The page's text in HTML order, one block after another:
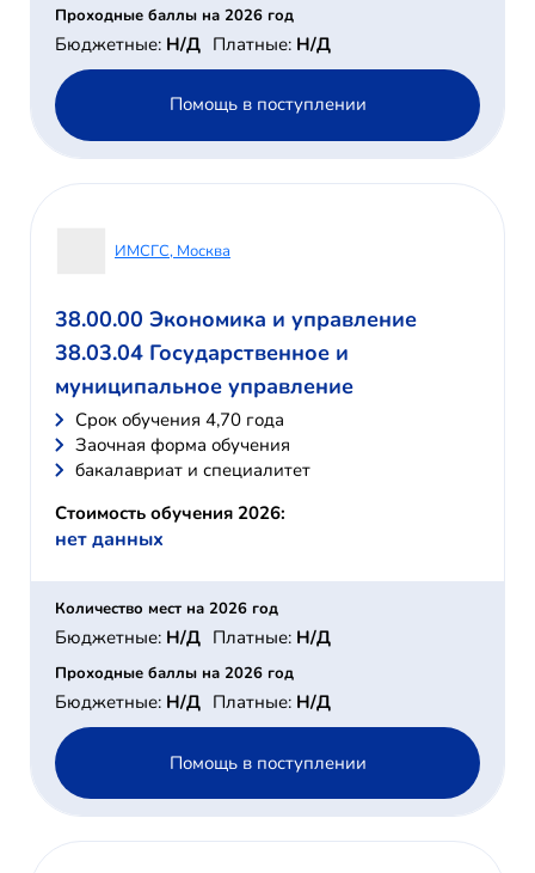
Проходные баллы на 2026 год
Бюджетные: Н/Д Платные: Н/Д
Помощь в поступлении
ИМСГС, Москва
38.00.00 Экономика и управление
38.03.04 Государственное и
муниципальное управление
Cрок обучения 4,70 года
Заочная форма обучения
бакалавриат и специалитет
Стоимость обучения 2026:
нет данных
Количество мест на 2026 год
Бюджетные: Н/Д Платные: Н/Д
Проходные баллы на 2026 год
Бюджетные: Н/Д Платные: Н/Д
Помощь в поступлении